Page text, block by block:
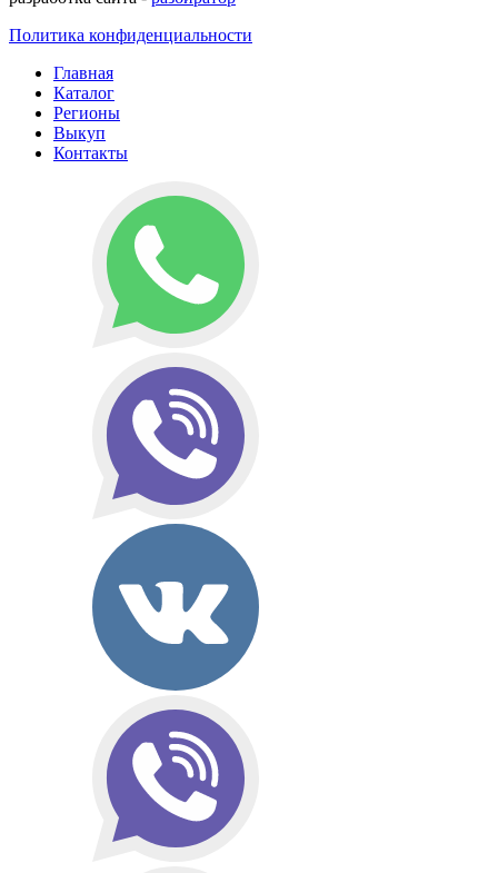
Политика конфиденциальности
Главная
Каталог
Регионы
Выкуп
Контакты